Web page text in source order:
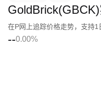
在P网上追踪价格走势，支持
--0.00%